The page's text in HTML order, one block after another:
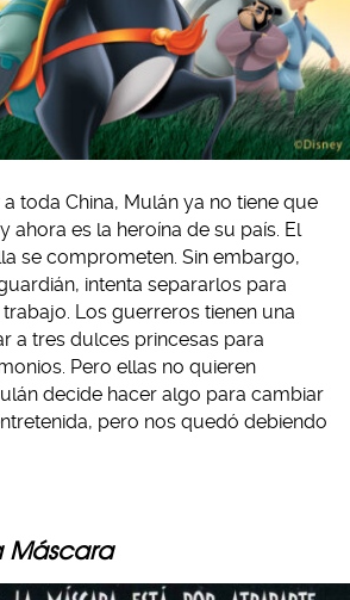
toda China, Mulán ya no tiene que
ahora es la heroína de su país. El
se comprometen. Sin embargo,
intenta separarlos para
Los guerreros tienen una
a tres dulces princesas para
Pero ellas no quieren
decide hacer algo para cambiar
pero nos quedó debiendo
Máscara